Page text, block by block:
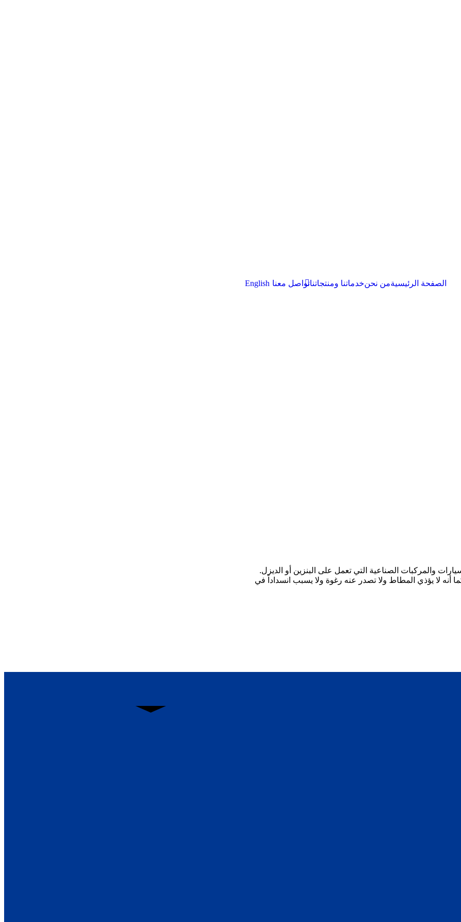
الصفحة الرئيسيةمن نحنخدماتنا ومنتجاتناتواصل معنا English
والمركبات الصناعية التي تعمل على البنزين أو الديزل.
أنه لا يؤذي المطاط ولا تصدر عنه رغوة ولا يسبب انسداداً في